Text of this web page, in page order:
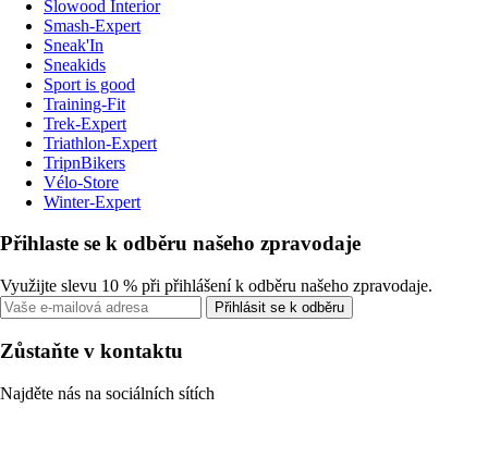
Slowood Interior
Smash-Expert
Sneak'In
Sneakids
Sport is good
Training-Fit
Trek-Expert
Triathlon-Expert
TripnBikers
Vélo-Store
Winter-Expert
Přihlaste se k odběru našeho zpravodaje
Využijte slevu 10 % při přihlášení k odběru našeho zpravodaje.
Přihlásit se k odběru
Zůstaňte v kontaktu
Najděte nás na sociálních sítích